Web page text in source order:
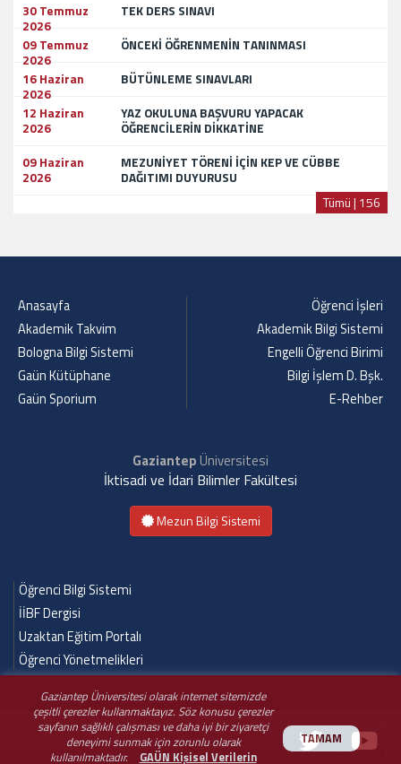
Gaziantep Üniversitesi olarak internet sitemizde
çeşitli çerezler kullanmaktayız. Söz konusu çerezler
sayfanın sağlıklı çalışması ve daha iyi bir ziyaretçi
deneyimi sunmak için zorunlu olarak
kullanılmaktadır.
GAÜN Kişisel Verilerin
TAMAM
30 Temmuz
2026
TEK DERS SINAVI
09 Temmuz
2026
ÖNCEKİ ÖĞRENMENİN TANINMASI
16 Haziran
2026
BÜTÜNLEME SINAVLARI
12 Haziran
2026
YAZ OKULUNA BAŞVURU YAPACAK
ÖĞRENCİLERİN DİKKATİNE
09 Haziran
2026
MEZUNİYET TÖRENİ İÇİN KEP VE CÜBBE
DAĞITIMI DUYURUSU
Tümü | 156
Anasayfa
Akademik Takvim
Bologna Bilgi Sistemi
Gaün Kütüphane
Gaün Sporium
Öğrenci İşleri
Akademik Bilgi Sistemi
Engelli Öğrenci Birimi
Bilgi İşlem D. Bşk.
E-Rehber
GaziantepÜniversitesi
İktisadi ve İdari Bilimler Fakültesi
Mezun Bilgi Sistemi
Öğrenci Bilgi Sistemi
İİBF Dergisi
Uzaktan Eğitim Portalı
Öğrenci Yönetmelikleri